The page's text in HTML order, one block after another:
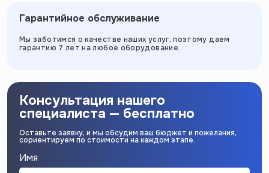
Гарантийное обслуживание
Мы заботимся о качестве наших услуг, поэтому даем
гарантию 7 лет на любое оборудование.
Консультация нашего
специалиста — бесплатно
Оставьте заявку, и мы обсудим ваш бюджет и пожелания,
сориентируем по стоимости на каждом этапе.
Имя